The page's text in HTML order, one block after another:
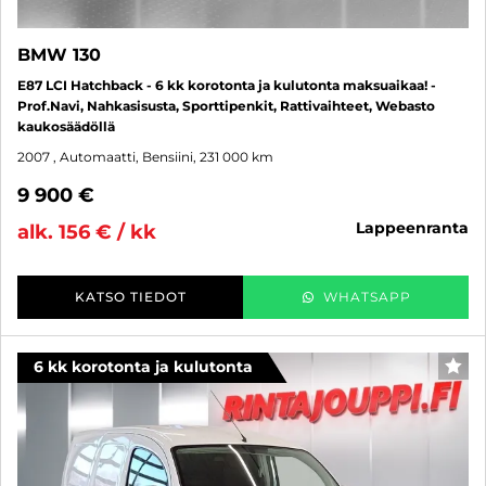
BMW 130
E87 LCI Hatchback - 6 kk korotonta ja kulutonta maksuaikaa! -
Prof.Navi, Nahkasisusta, Sporttipenkit, Rattivaihteet, Webasto
kaukosäädöllä
2007 , Automaatti, Bensiini, 231 000 km
9 900 €
alk. 156 € / kk
lappeenranta
KATSO TIEDOT WHATSAPP
6 kk korotonta ja kulutonta